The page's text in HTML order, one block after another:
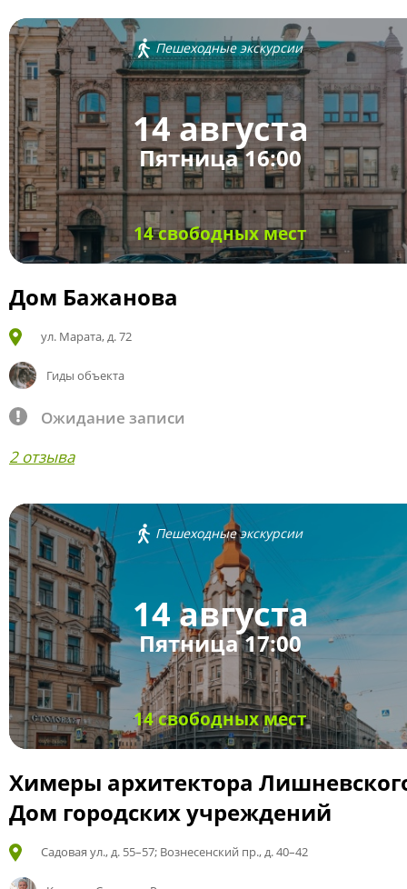
Пешеходные экскурсии
14 августа
Пятница 16:00
14 свободных мест
Дом Бажанова
ул. Марата, д. 72
Гиды объекта
Ожидание записи
2 отзыва
Пешеходные экскурсии
14 августа
Пятница 17:00
14 свободных мест
Химеры архитектора
Дом городских учреждений
Садовая ул., д. 55–57; Вознесенский пр., д. 40–42